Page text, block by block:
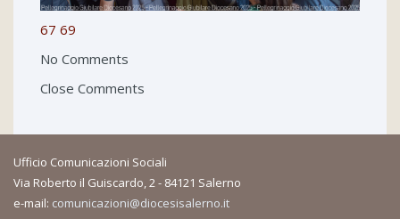
67 69
No Comments
Close Comments
Ufficio Comunicazioni Sociali
Via Roberto il Guiscardo, 2 - 84121 Salerno
e-mail: comunicazioni@diocesisalerno.it